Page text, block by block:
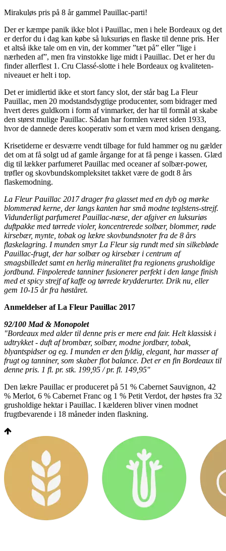
Mirakuløs pris på 8 år gammel Pauillac-parti!
Der er kæmpe panik ikke blot i Pauillac, men i hele Bordeaux og det
er derfor du i dag kan købe så luksuriøs en flaske til denne pris. Her
et altså ikke tale om en vin, der kommer ”tæt på” eller ”lige i
nærheden af”, men fra vinstokke lige midt i Pauillac. Det er her du
finder allerflest 1. Cru Classé-slotte i hele Bordeaux og kvaliteten-
niveauet er helt i top.
Det er imidlertid ikke et stort fancy slot, der står bag La Fleur
Pauillac, men 20 modstandsdygtige producenter, som bidrager med
hvert deres guldkorn i form af vinmarker, der har til formål at skabe
den størst mulige Pauillac. Sådan har formlen været siden 1933,
hvor de dannede deres kooperativ som et værn mod krisen dengang.
Krisetiderne er desværre vendt tilbage for fuld hammer og nu gælder
det om at få solgt ud af gamle årgange for at få penge i kassen. Glæd
dig til lækker parfumeret Pauillac med oceaner af solbær-power,
trøfler og skovbundskompleksitet takket være de godt 8 års
flaskemodning.
La Fleur Pauillac 2017 drager fra glasset med en dyb og mørke
blommerød kerne, der langs kanten har små modne teglstens-strejf.
Vidunderligt parfumeret Pauillac-næse, der afgiver en luksuriøs
duftpakke med tørrede violer, koncentrerede solbær, blommer, røde
kirsebær, mynte, tobak og lækre skovbundsnoter fra de 8 års
flaskelagring. I munden smyr La Fleur sig rundt med sin silkebløde
Pauillac-frugt, der har solbær og kirsebær i centrum af
smagsbilledet samt en herlig mineralitet fra regionens grusholdige
jordbund. Finpolerede tanniner fusionerer perfekt i den lange finish
med et spicy strejf af kaffe og tørrede krydderurter. Drik nu, eller
gem 10-15 år fra høståret.
Anmeldelser af La Fleur Pauillac 2017
92/100 Mad & Monopolet
"Bordeaux med alder til denne pris er mere end fair. Helt klassisk i
udtrykket - duft af brombær, solbær, modne jordbær, tobak,
blyantspidser og eg. I munden er den fyldig, elegant, har masser af
frugt og tanniner, som skaber flot balance. Det er en fin Bordeaux til
denne pris. 1 fl. pr. stk. 199,95 / pr. fl. 149,95"
Den lækre Pauillac er produceret på 51 % Cabernet Sauvignon, 42
% Merlot, 6 % Cabernet Franc og 1 % Petit Verdot, der høstes fra 32
grusholdige hektar i Pauillac. I kælderen bliver vinen modnet
frugtbevarende i 18 måneder inden flaskning.